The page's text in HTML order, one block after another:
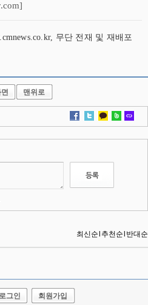
무단 전재 및 재배포
맨위로
로그인 회원가입